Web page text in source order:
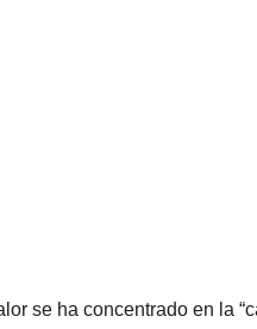
se ha concentrado en la